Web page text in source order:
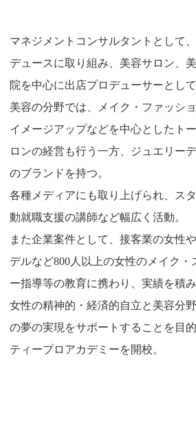
マネジメントコンサルタントとして
デュースに取り組み、美容サロン、
院を中心に出店プロデューサーとして
美容の分野では、メイク・ファッシ
イメージアップなどを中心としたト
ロンの経営も行う一方、ジュエリー
のブランドを持つ。
各種メディアにも取り上げられ、ス
動就職支援の講師など幅広く活動。
また企業案件として、接客業の女性
デルなど800人以上の女性のメイク・
ー指導等の教育に携わり、実績を積み
女性の精神的・経済的自立と美容分
の夢の実現をサポートすることを目
ティープロアカデミーを開校。